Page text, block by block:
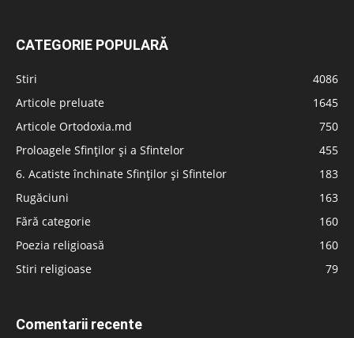
CATEGORIE POPULARĂ
Stiri
4086
Articole preluate
1645
Articole Ortodoxia.md
750
Proloagele Sfinților și a Sfintelor
455
6. Acatiste închinate Sfinților și Sfintelor
183
Rugăciuni
163
Fără categorie
160
Poezia religioasă
160
Stiri religioase
79
Comentarii recente